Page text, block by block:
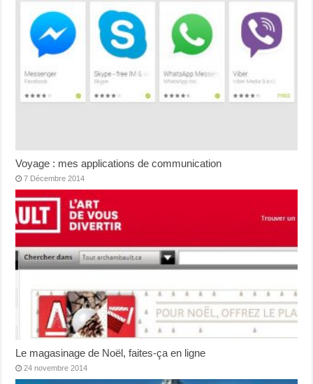
Voyage : mes applications de communication
7 Décembre 2014
Le magasinage de Noël, faites-ça en ligne
24 novembre 2014